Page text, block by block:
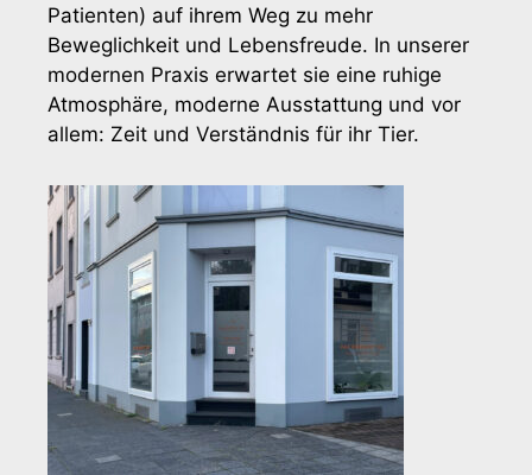
Patienten) auf ihrem Weg zu mehr
Beweglichkeit und Lebensfreude. In unserer
modernen Praxis erwartet sie eine ruhige
Atmosphäre, moderne Ausstattung und vor
allem: Zeit und Verständnis für ihr Tier.